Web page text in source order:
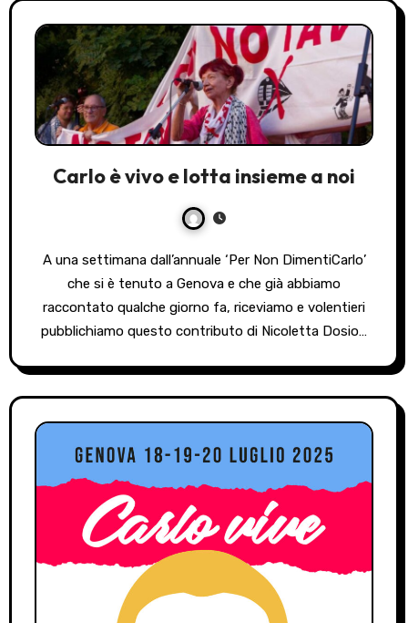
Carlo è vivo e lotta insieme a noi
A una settimana dall’annuale ‘Per Non DimentiCarlo’
che si è tenuto a Genova e che già abbiamo
raccontato qualche giorno fa, riceviamo e volentieri
pubblichiamo questo contributo di Nicoletta Dosio…